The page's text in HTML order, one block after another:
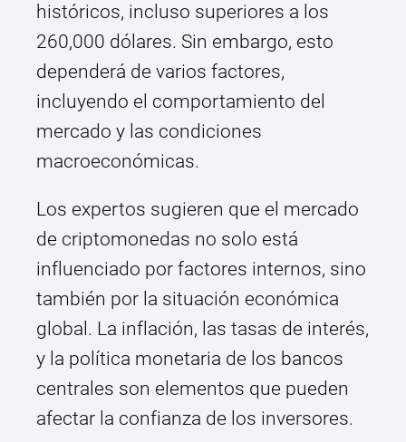
históricos, incluso superiores a los
260,000 dólares. Sin embargo, esto
dependerá de varios factores,
incluyendo el comportamiento del
mercado y las condiciones
macroeconómicas.
Los expertos sugieren que el mercado
de criptomonedas no solo está
influenciado por factores internos, sino
también por la situación económica
global. La inflación, las tasas de interés,
y la política monetaria de los bancos
centrales son elementos que pueden
afectar la confianza de los inversores.